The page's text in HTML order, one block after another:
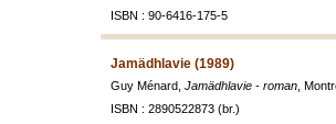
ISBN : 90-6416-175-5
Jamädhlavie (1989)
Guy Ménard, Jamädhlavie - roman ,
ISBN : 2890522873 (br.)